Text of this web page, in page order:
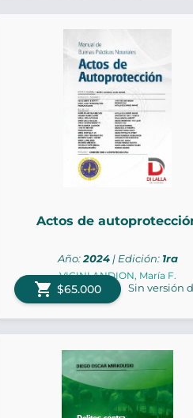
Actos de
VICINI ANDION, María F.
Año:2024| Edición: 1ra
shopping_cart $65.000 Sin versión